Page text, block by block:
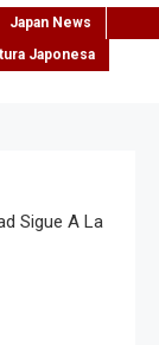
Japan News
Japonesa
Sigue A La